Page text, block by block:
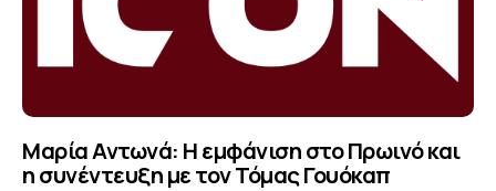
Μαρία Αντωνά: Η εμφάνιση στο Πρωινό και
η συνέντευξη με τον Τόμας Γουόκαπ